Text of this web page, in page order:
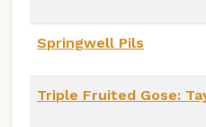
Springwell Pils
Triple Fruited Gose: